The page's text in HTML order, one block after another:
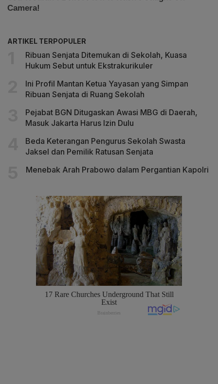
ARTIKEL TERPOPULER
Ribuan Senjata Ditemukan di Sekolah, Kuasa
Hukum Sebut untuk Ekstrakurikuler
Ini Profil Mantan Ketua Yayasan yang Simpan
Ribuan Senjata di Ruang Sekolah
Pejabat BGN Ditugaskan Awasi MBG di Daerah,
Masuk Jakarta Harus Izin Dulu
Beda Keterangan Pengurus Sekolah Swasta
Jaksel dan Pemilik Ratusan Senjata
Menebak Arah Prabowo dalam Pergantian Kapolri